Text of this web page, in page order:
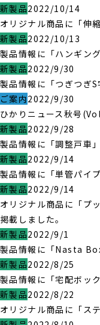
新製品2022/10/14
オリジナル商品に「伸
新製品2022/10/13
製品情報に「ハンギン
新製品2022/9/30
製品情報に「つぎつぎS
ご案内2022/9/30
ひかりニュース秋号
新製品2022/9/28
製品情報に「調整戸車
新製品2022/9/14
製品情報に「単管パイ
新製品2022/9/14
オリジナル商品に「プ
掲載しました。
新製品2022/9/1
製品情報に「Nasta
新製品2022/8/25
製品情報に「宅配ボッ
新製品2022/8/22
オリジナル商品に「ス